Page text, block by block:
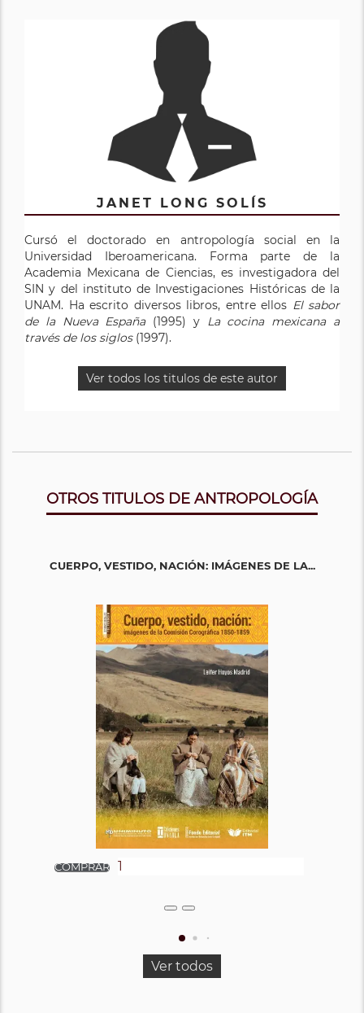
JANET LONG SOLÍS
Cursó el doctorado en antropología social en la
Universidad Iberoamericana. Forma parte de la
Academia Mexicana de Ciencias, es investigadora del
SIN y del instituto de Investigaciones Históricas de la
UNAM. Ha escrito diversos libros, entre ellos El sabor
de la Nueva España(1995) y La cocina mexicana a
través de los siglos(1997).
Ver todos los titulos de este autor
OTROS TITULOS DE ANTROPOLOGÍA
CUERPO, VESTIDO, NACIÓN: IMÁGENES DE LA...
Ver todos